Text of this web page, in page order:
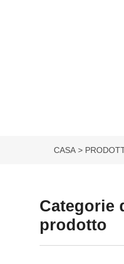
CASA
Categorie
prodotto